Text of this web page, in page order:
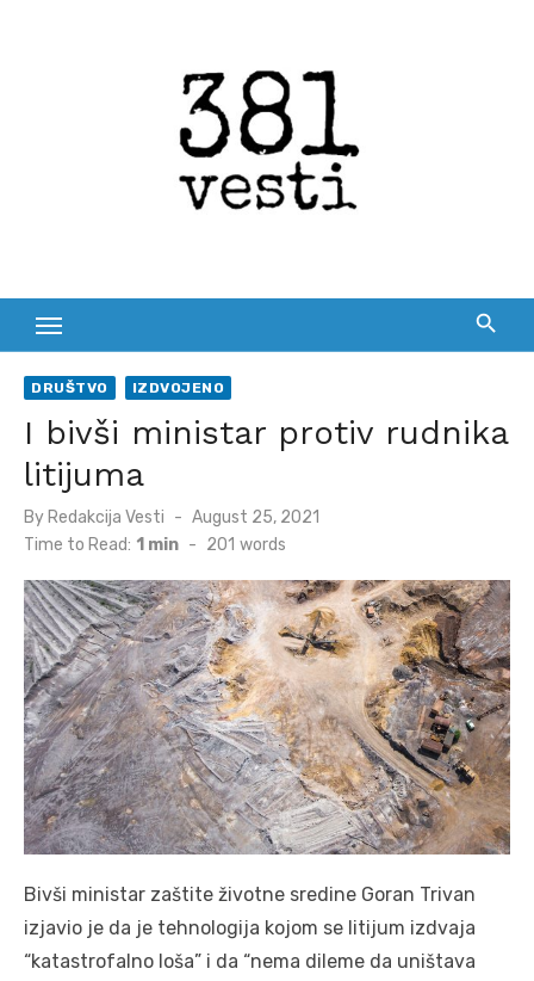
DRUŠTVO IZDVOJENO
I bivši ministar protiv rudnika
litijuma
By Redakcija Vesti
Posted
on
August 25, 2021
Time to Read: 1 min - 201 words
Bivši ministar zaštite životne sredine Goran Trivan
izjavio je da je tehnologija kojom se litijum izdvaja
“katastrofalno loša” i da “nema dileme da uništava